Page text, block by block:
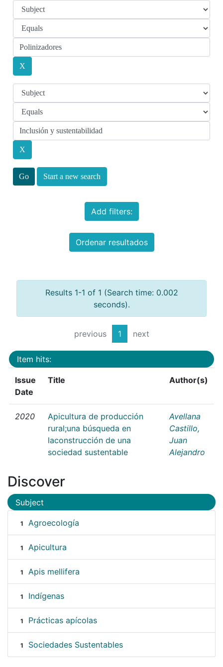
Start a new search
Add filters:
Ordenar resultados
Results 1-1 of 1 (Search time: 0.002
seconds).
previous 1 next
Item hits:
Issue
Date
Title Author(s)
2020
Apicultura de producción
rural;una búsqueda en
laconstrucción de una
sociedad sustentable
Avellana
Castillo,
Juan
Alejandro
Discover
Subject
1 Agroecología
1 Apicultura
1 Apis mellifera
1 Indígenas
1 Prácticas apícolas
1 Sociedades Sustentables